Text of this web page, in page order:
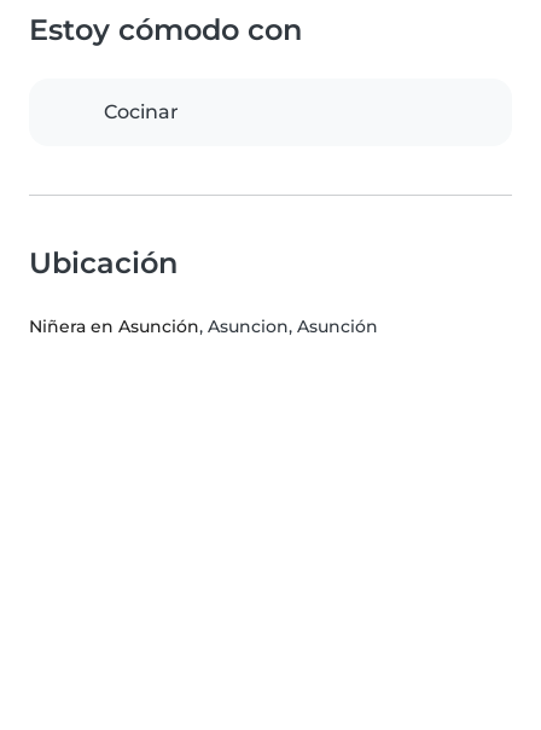
Estoy cómodo con
Cocinar
Ubicación
Niñera en Asunción, Asuncion, Asunción